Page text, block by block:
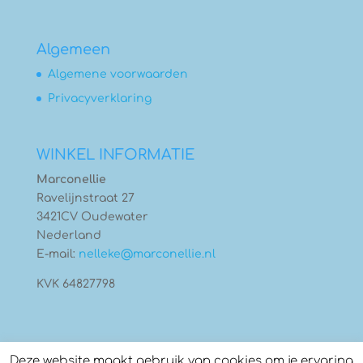
Algemeen
Algemene voorwaarden
Privacyverklaring
WINKEL INFORMATIE
Marconellie
Ravelijnstraat 27
3421CV Oudewater
Nederland
E-mail: nelleke@marconellie.nl
KVK 64827798